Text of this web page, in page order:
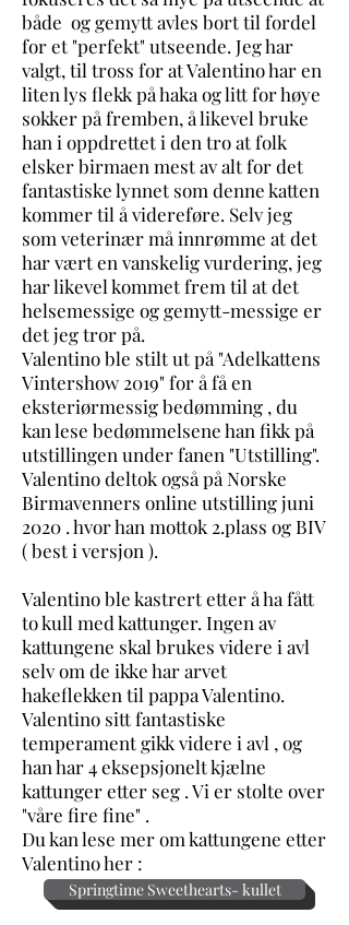
både og gemytt avles bort til fordel
for et "perfekt" utseende. Jeg har
valgt, til tross for at Valentino har en
liten lys flekk på haka og litt for høye
sokker på fremben, å likevel bruke
han i oppdrettet i den tro at folk
elsker birmaen mest av alt for det
fantastiske lynnet som denne katten
kommer til å videreføre. Selv jeg
som veterinær må innrømme at det
har vært en vanskelig vurdering, jeg
har likevel kommet frem til at det
helsemessige og gemytt-messige er
det jeg tror på.
Valentino ble stilt ut på "Adelkattens
Vintershow 2019" for å få en
eksteriørmessig bedømming , du
kan lese bedømmelsene han fikk på
utstillingen under fanen "Utstilling".
Valentino deltok også på Norske
Birmavenners online utstilling juni
2020 . hvor han mottok 2.plass og BIV
( best i versjon ).
Valentino ble kastrert etter å ha fått
to kull med kattunger. Ingen av
kattungene skal brukes videre i avl
selv om de ikke har arvet
hakeflekken til pappa Valentino.
Valentino sitt fantastiske
temperament gikk videre i avl , og
han har 4 eksepsjonelt kjælne
kattunger etter seg . Vi er stolte over
"våre fire fine" .
Du kan lese mer om kattungene etter
Valentino her :
Springtime Sweethearts- kullet